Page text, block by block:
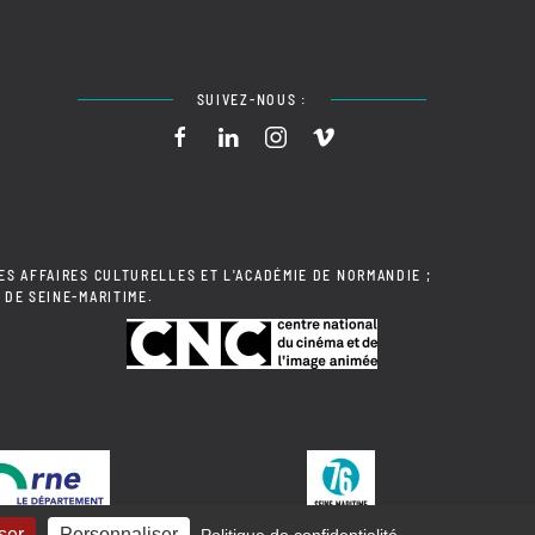
SUIVEZ-NOUS :
AFFAIRES CULTURELLES ET L'ACADÉMIE DE NORMANDIE ;
SEINE-MARITIME.